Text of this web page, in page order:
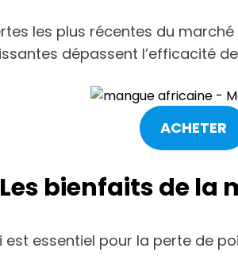
les plus récentes du
dépassent l’efficacité
ACHETER
bienfaits de la
essentiel pour la perte de